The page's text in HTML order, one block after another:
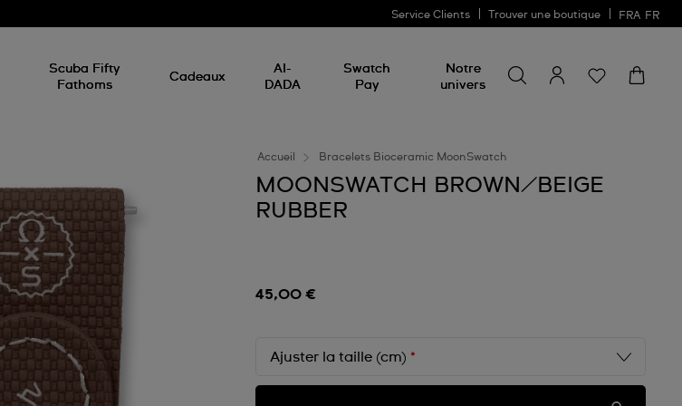
Service Clients Trouver une boutique FRA FR
Scuba Fifty
Fathoms
Cadeaux
AI-
DADA
Swatch
Pay
Notre
univers
un
produit
Accueil Bracelets Bioceramic MoonSwatch
MOONSWATCH BROWN/BEIGE
RUBBER
45,00 €
Ajuster la taille (cm)*